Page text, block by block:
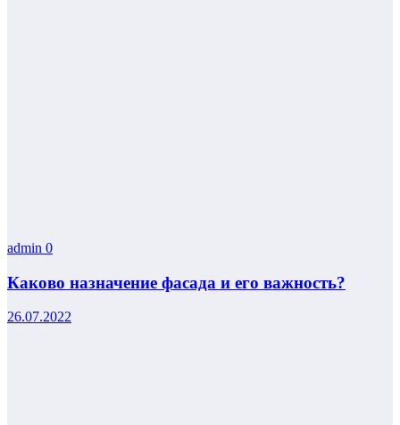
admin 0
Каково назначение фасада и его важность?
26.07.2022